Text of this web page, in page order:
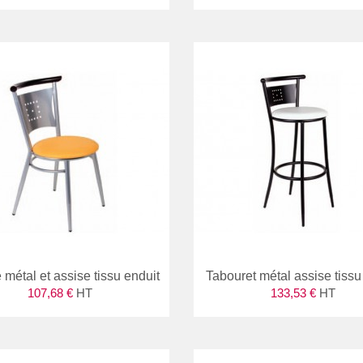
métal et assise tissu enduit
107,68 €HT
Tabouret métal assise
133,53 €HT